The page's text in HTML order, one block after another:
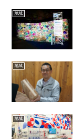
地域
地域
地域